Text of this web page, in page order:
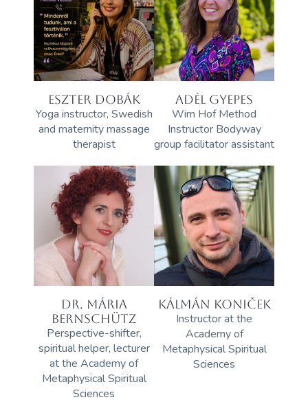
ESZTER DOBÁK
Yoga instructor, Swedish
and maternity massage
therapist
ADÉL GYEPES
Wim Hof Method
Instructor Bodyway
group facilitator assistant
DR. MÁRIA
BERNSCHÜTZ
Perspective-shifter,
spiritual helper, lecturer
at the Academy of
Metaphysical Spiritual
Sciences
KÁLMÁN KONIČEK
Instructor at the
Academy of
Metaphysical Spiritual
Sciences